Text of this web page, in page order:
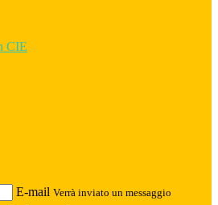
CIE
E-mail Verrà inviato un messaggio